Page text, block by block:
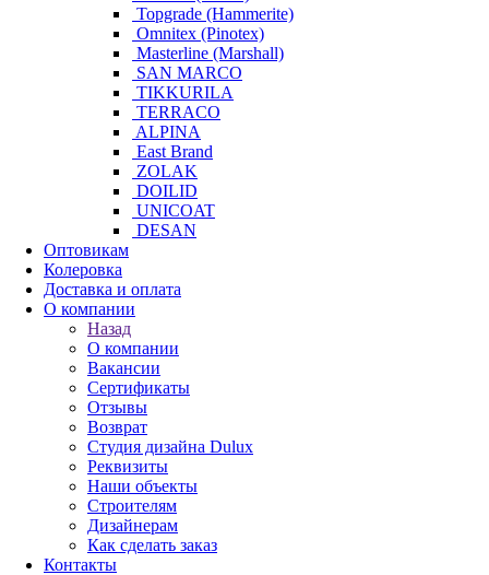
Topgrade (Hammerite)
Omnitex (Pinotex)
Masterline (Marshall)
SAN MARCO
TIKKURILA
TERRACO
ALPINA
East Brand
ZOLAK
DOILID
UNICOAT
DESAN
Оптовикам
Колеровка
Доставка и оплата
О компании
Назад
О компании
Вакансии
Сертификаты
Отзывы
Возврат
Студия дизайна Dulux
Реквизиты
Наши объекты
Строителям
Дизайнерам
Как сделать заказ
Контакты